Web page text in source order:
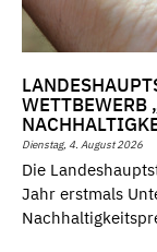
WETTBEWERB
Dienstag, 4. August 2026
Die
Jahr erstmals